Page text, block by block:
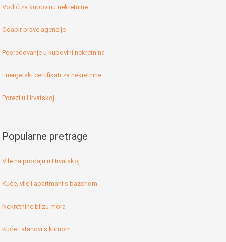
Vodič za kupovinu nekretnine
Odabir prave agencije
Posredovanje u kupovini nekretnina
Energetski certifikati za nekretnine
Porezi u Hrvatskoj
Popularne pretrage
Vile na prodaju u Hrvatskoj
Kuće, vile i apartmani s bazenom
Nekretnine blizu mora
Kuće i stanovi s klimom